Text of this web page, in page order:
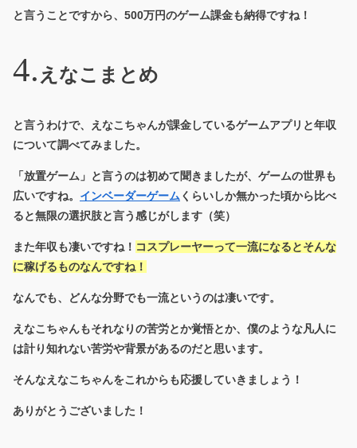
と言うことですから、500万円のゲーム課金も納得ですね！
えなこまとめ
と言うわけで、えなこちゃんが課金しているゲームアプリと年収
について調べてみました。
「放置ゲーム」と言うのは初めて聞きましたが、ゲームの世界も
広いですね。 インベーダーゲーム くらいしか無かった頃から比べ
ると無限の選択肢と言う感じがします（笑）
また年収も凄いですね！ コスプレーヤーって一流になるとそんな
に稼げるものなんですね！
なんでも、どんな分野でも一流というのは凄いです。
えなこちゃんもそれなりの苦労とか覚悟とか、僕のような凡人に
は計り知れない苦労や背景があるのだと思います。
そんなえなこちゃんをこれからも応援していきましょう！
ありがとうございました！